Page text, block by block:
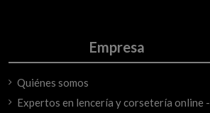
Empresa
Quiénes somos
Expertos en lencería y corsetería online -